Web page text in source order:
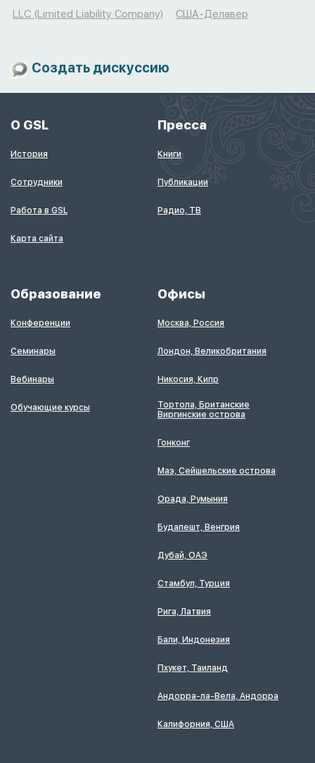
LLC (Limited Liability Company)
США-Делавер
Создать дискуссию
О GSL
История
Сотрудники
Работа в GSL
Карта сайта
Пресса
Книги
Публикации
Радио, ТВ
Образование
Конференции
Семинары
Вебинары
Обучающие курсы
Офисы
Москва, Россия
Лондон, Великобритания
Никосия, Кипр
Тортола, Британские
Виргинские острова
Гонконг
Маэ, Сейшельские острова
Орада, Румыния
Будапешт, Венгрия
Дубай, ОАЭ
Стамбул, Турция
Рига, Латвия
Бали, Индонезия
Пхукет, Таиланд
Андорра-ла-Вела, Андорра
Калифорния, США